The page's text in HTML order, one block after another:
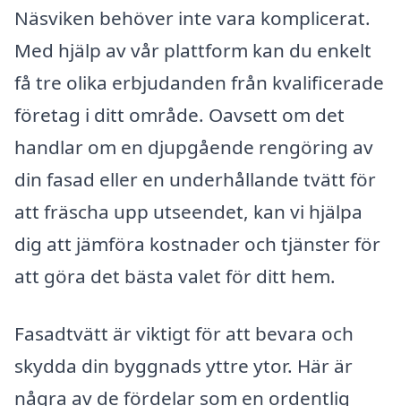
Näsviken behöver inte vara komplicerat.
Med hjälp av vår plattform kan du enkelt
få tre olika erbjudanden från kvalificerade
företag i ditt område. Oavsett om det
handlar om en djupgående rengöring av
din fasad eller en underhållande tvätt för
att fräscha upp utseendet, kan vi hjälpa
dig att jämföra kostnader och tjänster för
att göra det bästa valet för ditt hem.
Fasadtvätt är viktigt för att bevara och
skydda din byggnads yttre ytor. Här är
några av de fördelar som en ordentlig